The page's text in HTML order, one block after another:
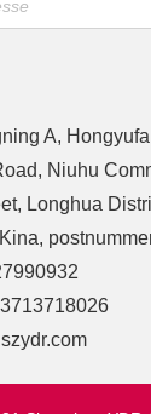
A, Hongyufa
Niuhu
Longhua